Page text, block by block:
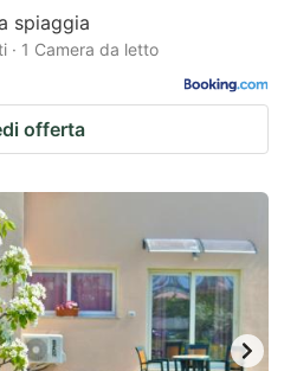
spiaggia
· 1 Camera da letto
offerta